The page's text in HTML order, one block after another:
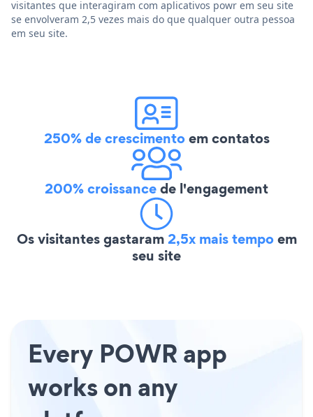
visitantes que interagiram com aplicativos powr em seu site
se envolveram 2,5 vezes mais do que qualquer outra pessoa
em seu site.
250% de crescimentoem contatos
200% croissancede l'engagement
Os visitantes gastaram2,5x mais tempoem
seu site
Every POWR app
works on any